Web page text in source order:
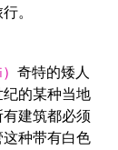
。
奇特的矮人
的某种当地
建筑都必须
种带有白色